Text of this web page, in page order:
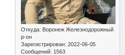
Откуда: Воронеж Железнодорожный
р-он
Зарегистрирован: 2022-06-05
Сообщений: 1563